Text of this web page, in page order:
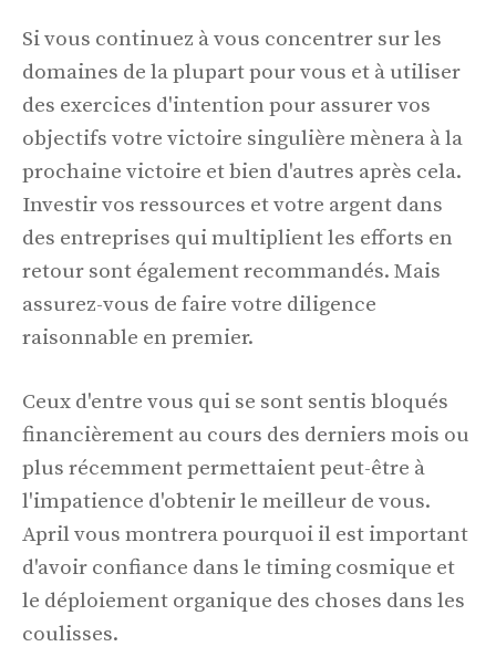
Si vous continuez à vous concentrer sur les
domaines de la plupart pour vous et à utiliser
des exercices d'intention pour assurer vos
objectifs votre victoire singulière mènera à la
prochaine victoire et bien d'autres après cela.
Investir vos ressources et votre argent dans
des entreprises qui multiplient les efforts en
retour sont également recommandés. Mais
assurez-vous de faire votre diligence
raisonnable en premier.
Ceux d'entre vous qui se sont sentis bloqués
financièrement au cours des derniers mois ou
plus récemment permettaient peut-être à
l'impatience d'obtenir le meilleur de vous.
April vous montrera pourquoi il est important
d'avoir confiance dans le timing cosmique et
le déploiement organique des choses dans les
coulisses.